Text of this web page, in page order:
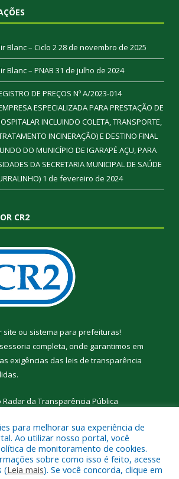
Blanc – Ciclo 228 de novembro de 2025
Blanc – PNAB 31 de julho de 2024
DE PREÇOS Nº A/2023-014
ESPECIALIZADA PARA PRESTAÇÃO DE
INCLUINDO COLETA, TRANSPORTE,
INCINERAÇÃO) E DESTINO FINAL
DO MUNICÍPIO DE IGARAPÉ AÇU, PARA
DA SECRETARIA MUNICIPAL DE SAÚDE
1 de fevereiro de 2024
CR2
site ou sistema para prefeituras!
completa, onde garantimos em
exigências das leis de transparência
Radar da Transparência Pública
reservados a Prefeitura Municipal de
Curralinho.
para melhorar sua experiência de
Ao utilizar nosso portal, você
de monitoramento de cookies.
sobre como isso é feito, acesse
(Leia mais). Se você concorda, clique em